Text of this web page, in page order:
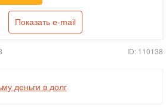
Показать e-mail
ID: 110138
деньги в долг